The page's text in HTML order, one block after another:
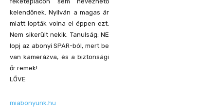
kelendőnek. Nyilván a magas ár
miatt lopták volna el éppen ezt.
Nem sikerült nekik. Tanulság: NE
lopj az abonyi SPAR-ból, mert be
van kamerázva, és a biztonsági
őr remek!
LŐVE
miabonyunk.hu